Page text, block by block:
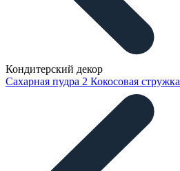
Кондитерский декор
Сахарная пудра 2 Кокосовая стружка